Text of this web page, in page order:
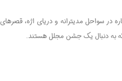
محبوب‌ترین مقاصد برای عروسی‌های لوکس در سال ۲۰۲۵ است. این کشور با دارا بودن هتل‌های ۵ ستاره در سواحل مدیترانه و دریای اژه، قصرهای
که به دنبال یک جشن مجلل هستند.